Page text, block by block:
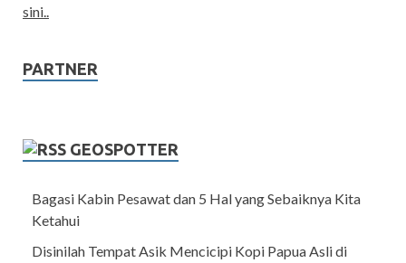
sini..
PARTNER
GEOSPOTTER
Bagasi Kabin Pesawat dan 5 Hal yang Sebaiknya Kita
Ketahui
Disinilah Tempat Asik Mencicipi Kopi Papua Asli di